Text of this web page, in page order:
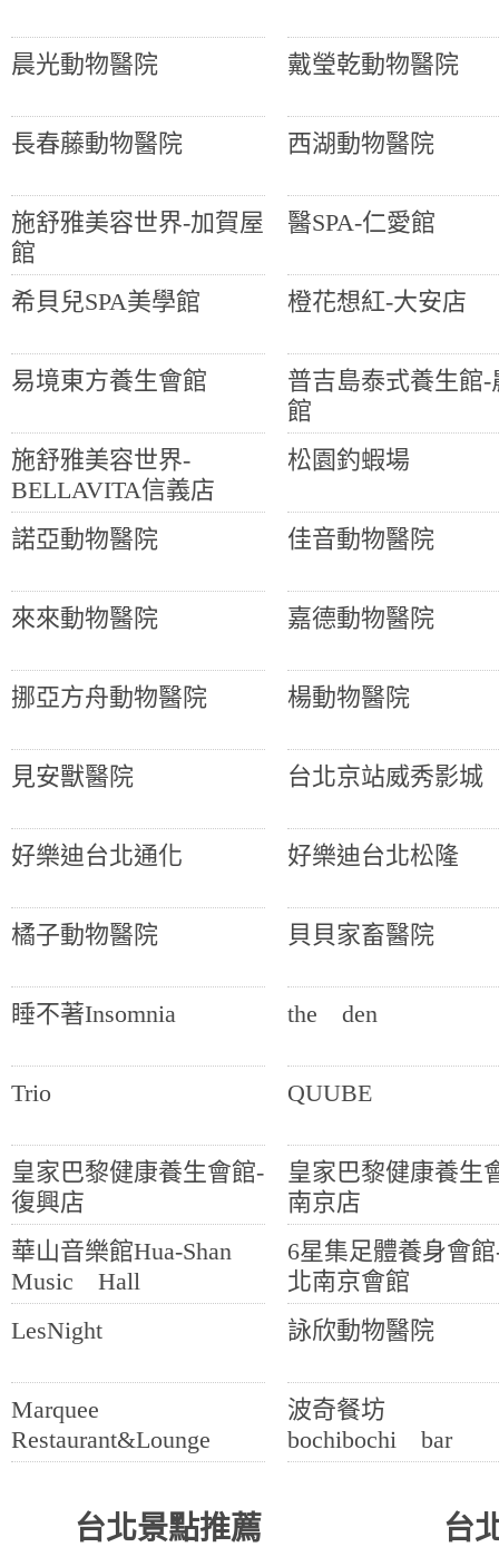
晨光動物醫院 戴瑩乾動物醫院
長春藤動物醫院 西湖動物醫院
施舒雅美容世界-加賀屋
館
醫SPA-仁愛館
希貝兒SPA美學館 橙花想紅-大安店
易境東方養生會館
普吉島泰式養生館-
館
施舒雅美容世界-
BELLAVITA信義店
松園釣蝦場
諾亞動物醫院 佳音動物醫院
來來動物醫院 嘉德動物醫院
挪亞方舟動物醫院 楊動物醫院
見安獸醫院 台北京站威秀影城
好樂迪台北通化 好樂迪台北松隆
橘子動物醫院 貝貝家畜醫院
睡不著Insomnia the den
Trio QUUBE
皇家巴黎健康養生會館-
復興店
皇家巴黎健康養生
南京店
華山音樂館Hua-Shan
Music Hall
6星集足體養身會
北南京會館
LesNight
詠欣動物醫院
Marquee
Restaurant&Lounge
波奇餐坊
bochibochi bar
台北景點推薦 台